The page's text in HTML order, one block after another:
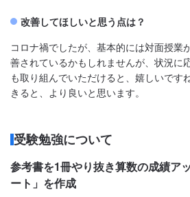
改善してほしいと思う点は？
コロナ禍でしたが、基本的には対面授業
善されているかもしれませんが、状況に
も取り組んでいただけると、嬉しいです
きると、より良いと思います。
受験勉強について
参考書を1冊やり抜き算数の成績ア
ート」を作成